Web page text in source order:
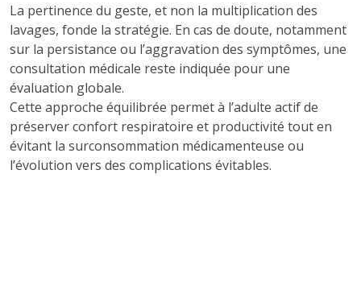
La pertinence du geste, et non la multiplication des
lavages, fonde la stratégie. En cas de doute, notamment
sur la persistance ou l’aggravation des symptômes, une
consultation médicale reste indiquée pour une
évaluation globale.
Cette approche équilibrée permet à l’adulte actif de
préserver confort respiratoire et productivité tout en
évitant la surconsommation médicamenteuse ou
l’évolution vers des complications évitables.